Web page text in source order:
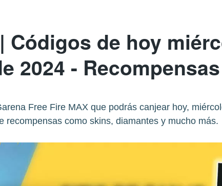
Códigos de hoy
2024 -
Free Fire MAX que podrás canjear hoy,
recompensas como skins, diamantes y mucho más.